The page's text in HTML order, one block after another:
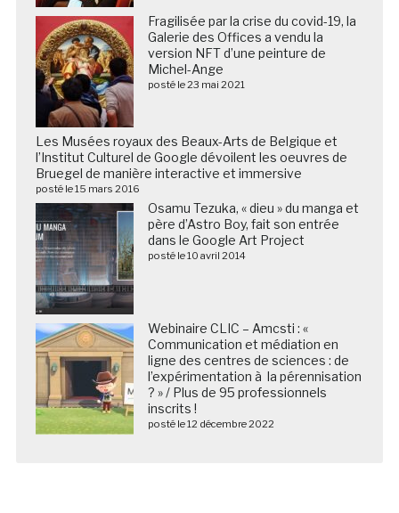
Fragilisée par la crise du covid-19, la
Galerie des Offices a vendu la
version NFT d’une peinture de
Michel-Ange
posté le 23 mai 2021
Les Musées royaux des Beaux-Arts de Belgique et
l’Institut Culturel de Google dévoilent les oeuvres de
Bruegel de manière interactive et immersive
posté le 15 mars 2016
Osamu Tezuka, « dieu » du manga et
père d’Astro Boy, fait son entrée
dans le Google Art Project
posté le 10 avril 2014
Webinaire CLIC – Amcsti : «
Communication et médiation en
ligne des centres de sciences : de
l’expérimentation à la pérennisation
? » / Plus de 95 professionnels
inscrits !
posté le 12 décembre 2022